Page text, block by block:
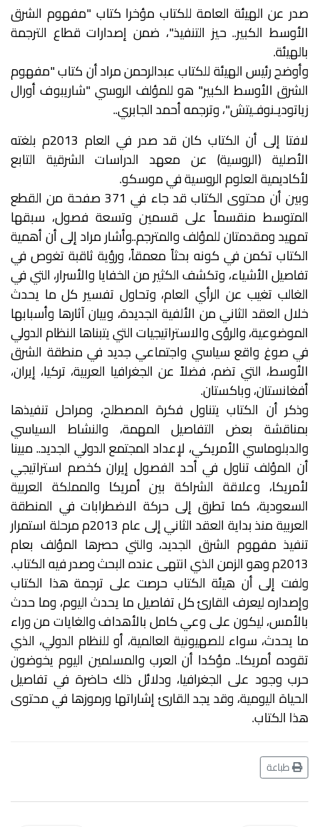
صدر عن الهيئة العامة للكتاب مؤخرا كتاب "مفهوم الشرق
الأوسط الكبير.. حيز التنفيذ"، ضمن إصدارات قطاع الترجمة
بالهيئة.
وأوضح رئيس الهيئة للكتاب عبدالرحمن مراد أن كتاب "مفهوم
الشرق الأوسط الكبير" هو للمؤلف الروسي "شاريبوف أورال
زياتوديـنوفـيتش"، وترجمه أحمد الجابري..
لافتا إلى أن الكتاب كان قد صدر في العام 2013م بلغته
الأصلية (الروسية) عن معهد الدراسات الشرقية التابع
لأكاديمية العلوم الروسية في موسكو.
وبين أن محتوى الكتاب قد جاء في 371 صفحة من القطع
المتوسط منقسماً على قسمين وتسعة فصول، سبقها
تمهيد ومقدمتان للمؤلف والمترجم..وأشار مراد إلى أن أهمية
الكتاب تكمن في كونه بحثاً معمقاً، ورؤية ثاقبة تغوص في
تفاصيل الأشياء، وتكشف الكثير من الخفايا والأسرار، التي في
الغالب تغيب عن الرأي العام، وتحاول تفسير كل ما يحدث
خلال العقد الثاني من الألفية الجديدة، وبيان آثارها وأسبابها
الموضوعية، والرؤى والاستراتيجيات التي يتبناها النظام الدولي
في صوغ واقع سياسي واجتماعي جديد في منطقة الشرق
الأوسط، التي تضم، فضلاً عن الجغرافيا العربية، تركيا، إيران،
أفغانستان، وباكستان.
وذكر أن الكتاب يتناول فكرة المصطلح، ومراحل تنفيذها
بمناقشة بعض التفاصيل المهمة، والنشاط السياسي
والدبلوماسي الأمريكي، لإعداد المجتمع الدولي الجديد.. مبينا
أن المؤلف تناول في أحد الفصول إيران كخصم استراتيجي
لأمريكا، وعلاقة الشراكة بين أمريكا والمملكة العربية
السعودية، كما تطرق إلى حركة الاضطرابات في المنطقة
العربية منذ بداية العقد الثاني إلى عام 2013م مرحلة استمرار
تنفيذ مفهوم الشرق الجديد، والتي حصرها المؤلف بعام
2013م وهو الزمن الذي انتهى عنده البحث وصدر فيه الكتاب.
ولفت إلى أن هيئة الكتاب حرصت على ترجمة هذا الكتاب
وإصداره ليعرف القارئ كل تفاصيل ما يحدث اليوم، وما حدث
بالأمس، ليكون على وعي كامل بالأهداف والغايات من وراء
ما يحدث، سواء للصهيونية العالمية، أو للنظام الدولي، الذي
تقوده أمريكا.. مؤكدا أن العرب والمسلمين اليوم يخوضون
حرب وجود على الجغرافيا، ودلائل ذلك حاضرة في تفاصيل
الحياة اليومية، وقد يجد القارئ إشاراتها ورموزها في محتوى
هذا الكتاب.
طباعة